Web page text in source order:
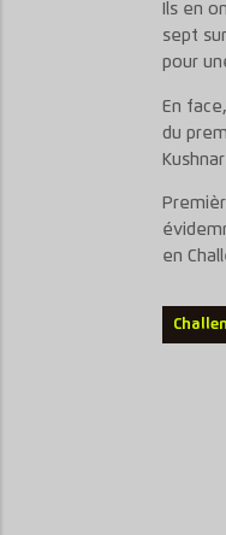
Ils en
sept
pour
En
du
en